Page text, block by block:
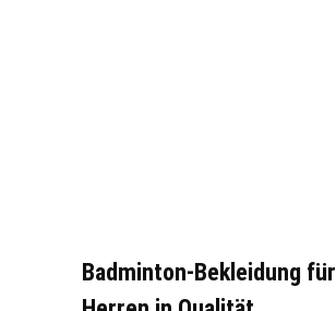
Badminton-Bekleidung für